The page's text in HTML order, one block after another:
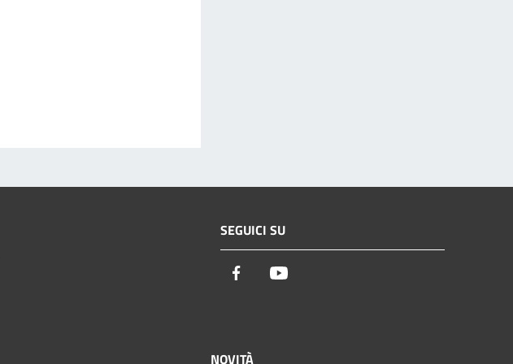
SEGUICI SU
Facebook
NOVITÀ